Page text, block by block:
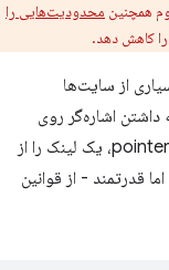
همچنین محدودیت‌هایی را
را کاهش دهد.
از سایت‌ها
داشتن اشاره‌گر روی
لینک به مدت ۲۰۰ میلی‌ثانیه یا در رویداد pointerdown، یک لینک را از
قدرتمند - از قوانین